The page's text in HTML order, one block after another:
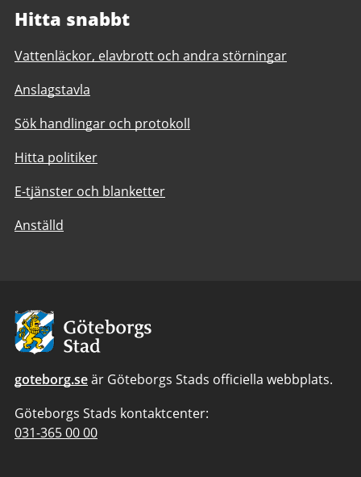
Hitta snabbt
Vattenläckor, elavbrott och andra störningar
Anslagstavla
Sök handlingar och protokoll
Hitta politiker
E-tjänster och blanketter
Anställd
Avsändare:
Göteborgs
Stad
goteborg.seär Göteborgs Stads officiella webbplats.
Göteborgs Stads kontaktcenter:
Telefonnummer
031-365 00 00